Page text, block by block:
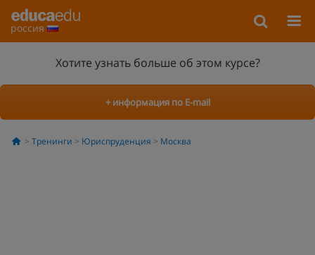
россия
Хотите узнать больше об этом курсе?
+ информация по E-mail
Тренинги Юриспруденция Москва